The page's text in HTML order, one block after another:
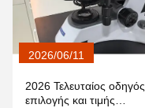
2026/06/11
2026 Τελευταίος οδηγός
επιλογής και τιμής